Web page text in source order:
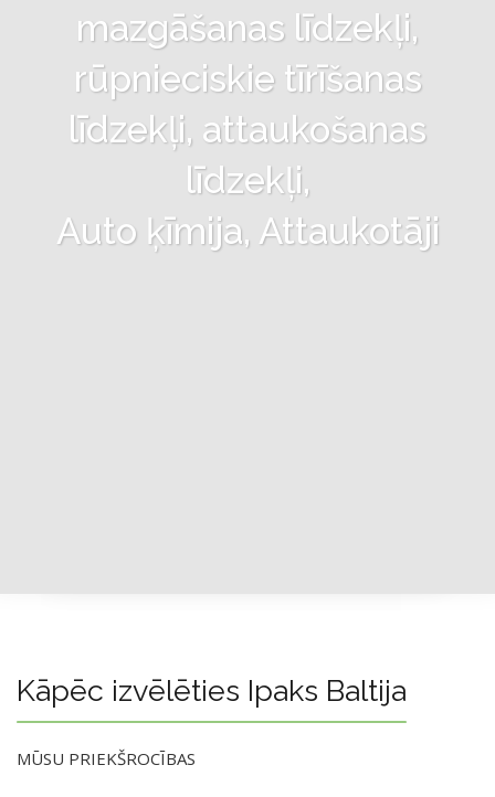
mazgāšanas līdzekļi,
rūpnieciskie tīrīšanas
līdzekļi, attaukošanas
līdzekļi,
Auto ķīmija, Attaukotāji
Kāpēc izvēlēties Ipaks Baltija
MŪSU PRIEKŠROCĪBAS